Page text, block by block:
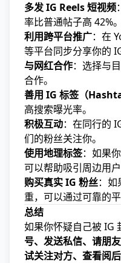
多发 IG Reels 短视频
率比普通帖子高 42%。
利用跨平台推广：在
等平台同步分享你的
与网红合作：选择与
合作。
善用 IG 标签（
高搜索曝光率。
积极互动：在同行的
们的粉丝关注你。
使用地理标签：如果
可以帮助吸引周边用户
购买真实 IG 粉丝：
重，可以通过可靠的
总结
如果你怀疑自己被 IG
号、发送私信、请朋
试关注对方、查看阅